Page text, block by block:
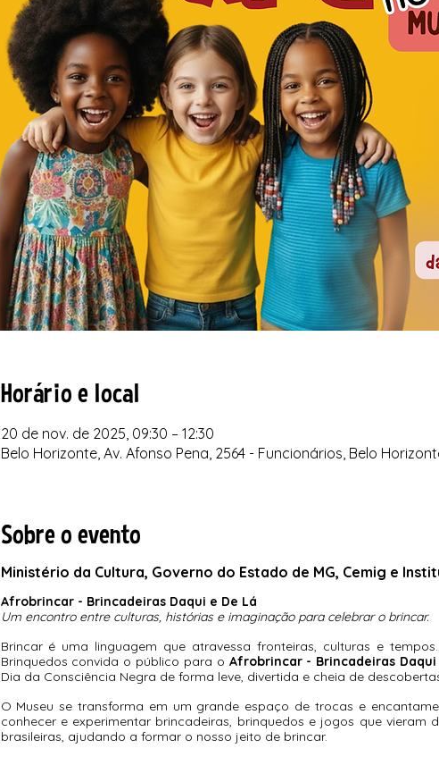
Horário e local
20 de nov. de 2025, 09:30 – 12:30
Belo Horizonte, Av. Afonso Pena, 2564 - Funcionários, Belo
Sobre o evento
Ministério da Cultura, Governo do Estado de MG, Cemig e
Afrobrincar - Brincadeiras Daqui e De Lá
Um encontro entre culturas, histórias e imaginação para celebrar o brincar.
Brincar é uma linguagem que atravessa fronteiras, culturas e
Brinquedos convida o público para o Afrobrincar - Brincadeiras Daqui
Dia da Consciência Negra de forma leve, divertida e cheia de
O Museu se transforma em um grande espaço de trocas e
conhecer e experimentar brincadeiras, brinquedos e jogos que
brasileiras, ajudando a formar o nosso jeito de brincar.